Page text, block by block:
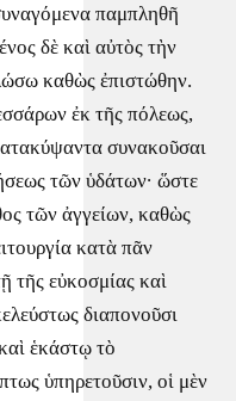
παμπληθῆ
δὲ καὶ αὐτὸς τὴν
καθὼς ἐπιστώθην.
ἐκ τῆς πόλεως,
συνακοῦσαι
τῶν ὑδάτων· ὥστε
τῶν ἀγγείων, καθὼς
κατὰ πᾶν
τῆς εὐκοσμίας καὶ
διαπονοῦσι
ἑκάστῳ τὸ
ὑπηρετοῦσιν, οἱ μὲν